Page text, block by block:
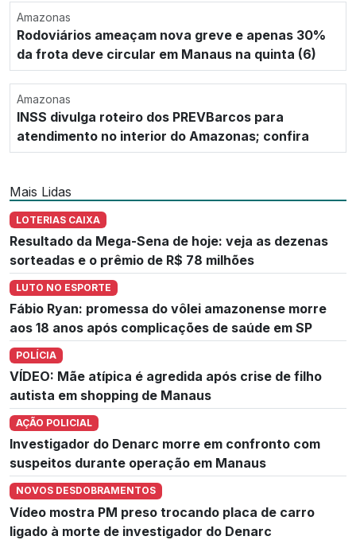
Amazonas
Rodoviários ameaçam nova greve e apenas 30%
da frota deve circular em Manaus na quinta (6)
Amazonas
INSS divulga roteiro dos PREVBarcos para
atendimento no interior do Amazonas; confira
Mais Lidas
LOTERIAS CAIXA
Resultado da Mega-Sena de hoje: veja as dezenas
sorteadas e o prêmio de R$ 78 milhões
LUTO NO ESPORTE
Fábio Ryan: promessa do vôlei amazonense morre
aos 18 anos após complicações de saúde em SP
POLÍCIA
VÍDEO: Mãe atípica é agredida após crise de filho
autista em shopping de Manaus
AÇÃO POLICIAL
Investigador do Denarc morre em confronto com
suspeitos durante operação em Manaus
NOVOS DESDOBRAMENTOS
Vídeo mostra PM preso trocando placa de carro
ligado à morte de investigador do Denarc